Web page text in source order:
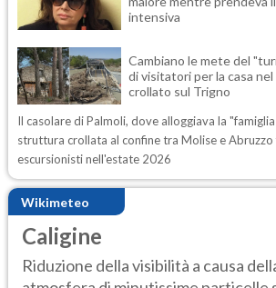
intensiva
Cambiano le mete del
di visitatori per la casa
crollato sul Trigno
Il casolare di Palmoli, dove alloggiava la
struttura crollata al confine tra Molise e
escursionisti nell'estate 2026
Wikimeteo
Caligine
Riduzione della visibilità a causa